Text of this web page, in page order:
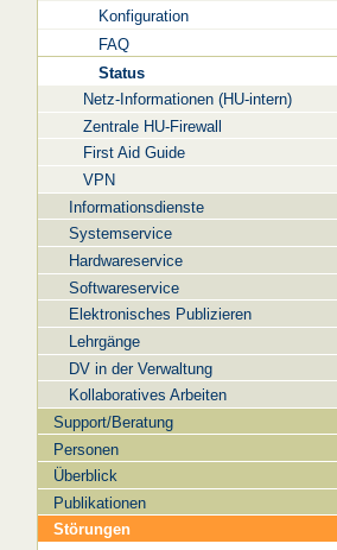
Konfiguration
FAQ
Status
Netz-Informationen (HU-intern)
Zentrale HU-Firewall
First Aid Guide
VPN
Informationsdienste
Systemservice
Hardwareservice
Softwareservice
Elektronisches Publizieren
Lehrgänge
DV in der Verwaltung
Kollaboratives Arbeiten
Support/Beratung
Personen
Überblick
Publikationen
Störungen